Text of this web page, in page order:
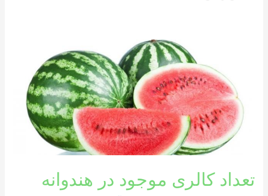
تعداد کالری موجود در هندوانه
هندوانه